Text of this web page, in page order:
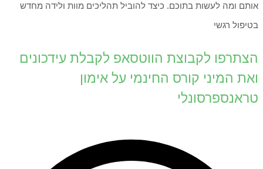
אותם ומה לעשות בתוכם. כיצד להוביל תהליכים מוות ולידה מחדש
בטיפול רגשי
הצתרפו לקבוצת הווטסאפ לקבלת עידכונים
ואת המיני קורס החינמי על אימון
טראנספרסונלי